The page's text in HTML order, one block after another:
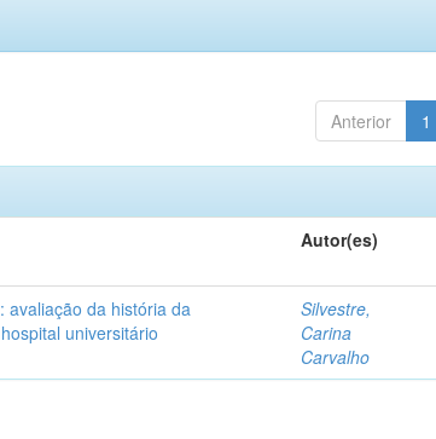
Anterior 1
Autor(es)
avaliação da história da
universitário
Silvestre,
Carina
Carvalho